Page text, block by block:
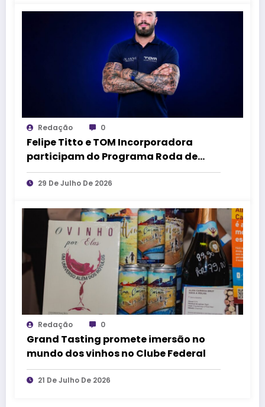
Redação 0
Felipe Titto e TOM Incorporadora
participam do Programa Roda de
Negócios
29 De Julho De 2026
Redação 0
Grand Tasting promete imersão no
mundo dos vinhos no Clube Federal
21 De Julho De 2026